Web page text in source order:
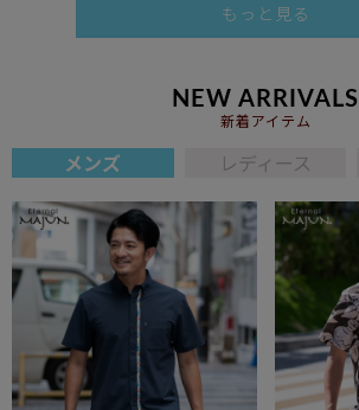
もっと見る
NEW ARRIVALS
新着アイテム
メンズ レディース